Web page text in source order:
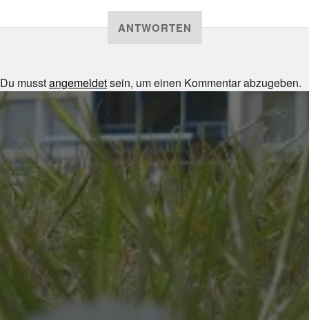
ANTWORTEN
Du musstangemeldetsein, um einen Kommentar abzugeben.